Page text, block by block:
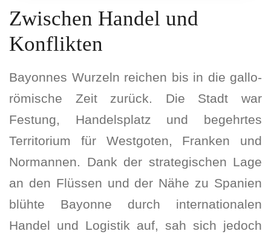
Zwischen Handel und
Konflikten
Bayonnes Wurzeln reichen bis in die gallo-
römische Zeit zurück. Die Stadt war
Festung, Handelsplatz und begehrtes
Territorium für Westgoten, Franken und
Normannen. Dank der strategischen Lage
an den Flüssen und der Nähe zu Spanien
blühte Bayonne durch internationalen
Handel und Logistik auf, sah sich jedoch